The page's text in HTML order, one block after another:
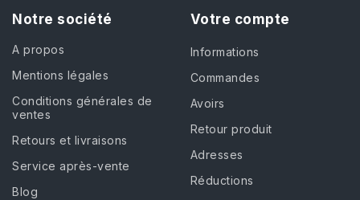
Notre société
A propos
Mentions légales
Conditions générales de
ventes
Retours et livraisons
Service après-vente
Blog
Votre compte
Informations
Commandes
Avoirs
Retour produit
Adresses
Réductions